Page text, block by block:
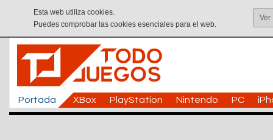
Esta web utiliza cookies.
Puedes comprobar las cookies esenciales para el web.
Ver
Portada XBox PlayStation Nintendo PC